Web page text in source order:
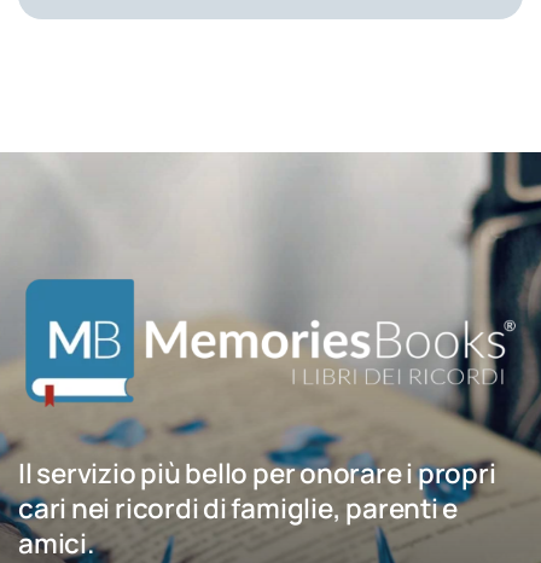
Il servizio più bello per onorare i propri
cari nei ricordi di famiglie, parenti e
amici.